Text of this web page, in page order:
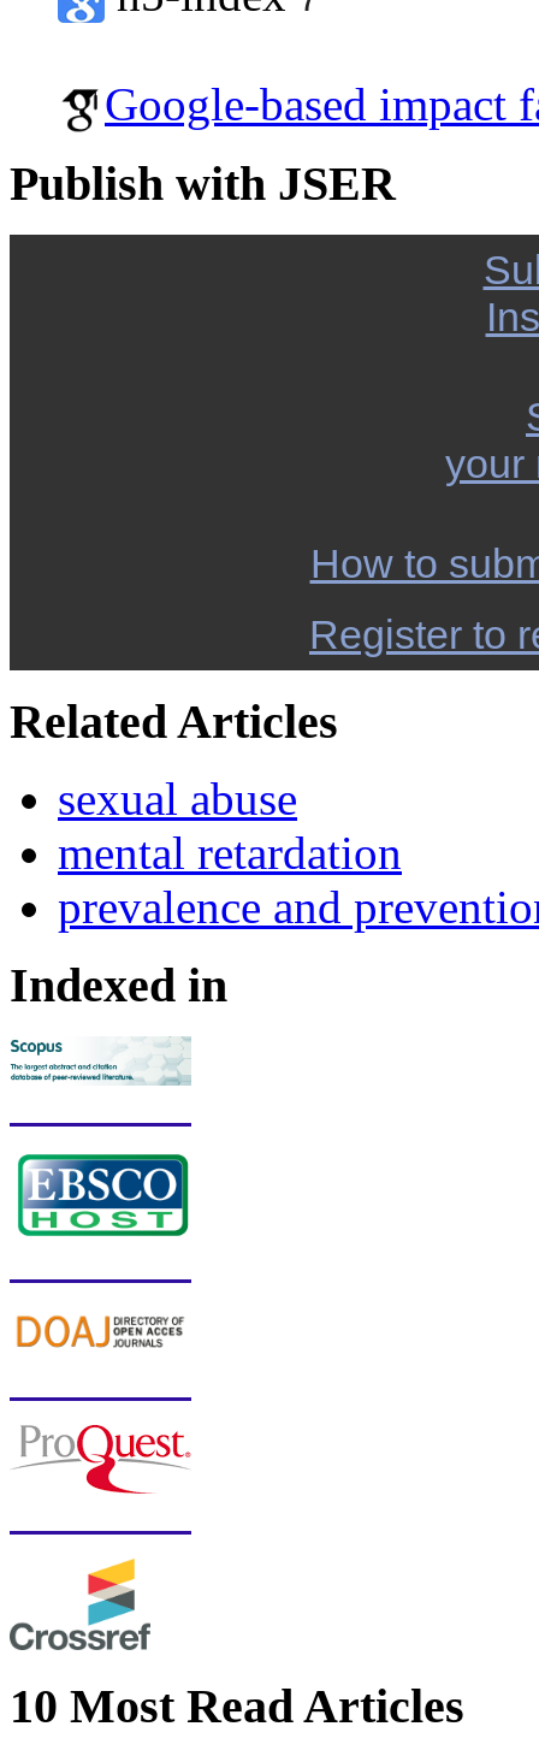
Google-based impact
Publish with JSER
your
How to
Register to
Related Articles
sexual abuse
mental retardation
prevalence and
Indexed in
10 Most Read Articles